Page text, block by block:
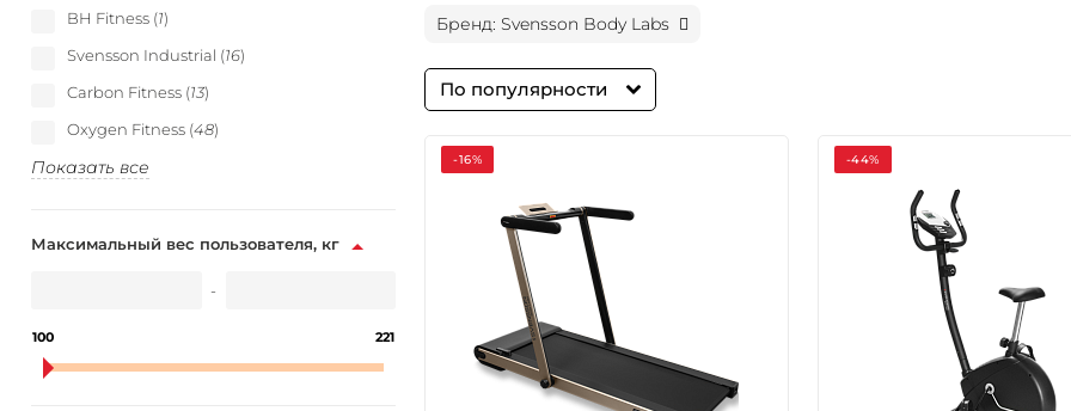
BH Fitness (1)
Svensson Industrial (16)
Carbon Fitness (13)
Oxygen Fitness (48)
Показать все
Максимальный вес пользователя, кг
-
100 221
Бренд: Svensson Body Labs
По популярности
-16% -44%